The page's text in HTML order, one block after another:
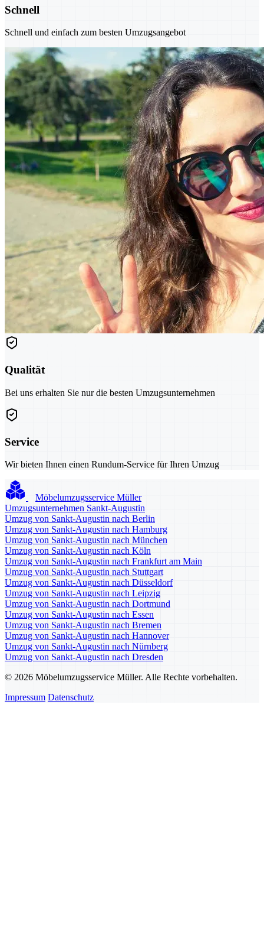
Schnell
Schnell und einfach zum besten Umzugsangebot
Qualität
Bei uns erhalten Sie nur die besten Umzugsunternehmen
Service
Wir bieten Ihnen einen Rundum-Service für Ihren Umzug
Möbelumzugsservice Müller
Umzugsunternehmen Sankt-Augustin
Umzug von Sankt-Augustin nach Berlin
Umzug von Sankt-Augustin nach Hamburg
Umzug von Sankt-Augustin nach München
Umzug von Sankt-Augustin nach Köln
Umzug von Sankt-Augustin nach Frankfurt am Main
Umzug von Sankt-Augustin nach Stuttgart
Umzug von Sankt-Augustin nach Düsseldorf
Umzug von Sankt-Augustin nach Leipzig
Umzug von Sankt-Augustin nach Dortmund
Umzug von Sankt-Augustin nach Essen
Umzug von Sankt-Augustin nach Bremen
Umzug von Sankt-Augustin nach Hannover
Umzug von Sankt-Augustin nach Nürnberg
Umzug von Sankt-Augustin nach Dresden
© 2026 Möbelumzugsservice Müller. Alle Rechte vorbehalten.
Impressum Datenschutz